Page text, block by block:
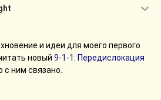
и идеи для моего первого
новый 9-1-1: Передислокация
ним связано.